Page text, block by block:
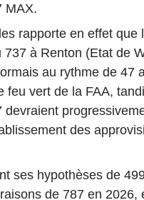
MAX.
rapporte en effet que
à Renton (Etat de
au rythme de 47
feu vert de la FAA,
devraient
des
ses hypothèses de
de 787 en 2026,